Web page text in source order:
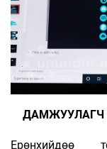
ДАМЖУУЛАГЧ
Ерөнхийдөө